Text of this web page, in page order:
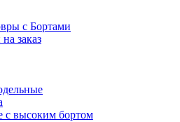
с Бортами
заказ
с высоким бортом